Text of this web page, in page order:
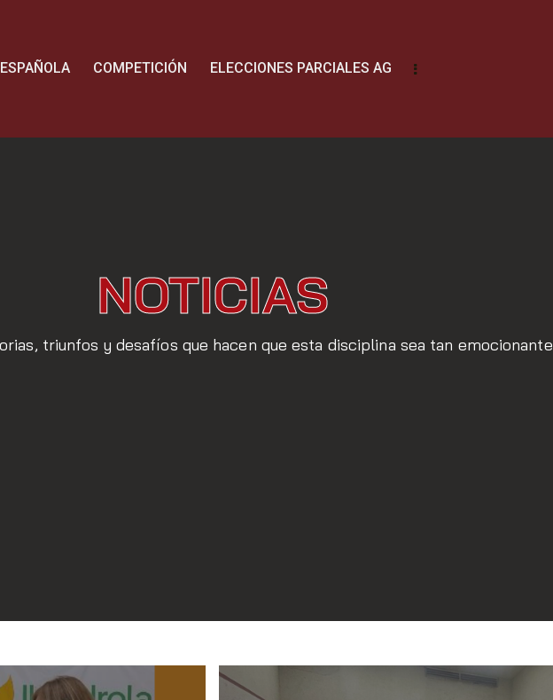
COMPETICIÓN ELECCIONES PARCIALES AG
NOTICIAS
triunfos y desafíos que hacen que esta disciplina sea tan emocionante